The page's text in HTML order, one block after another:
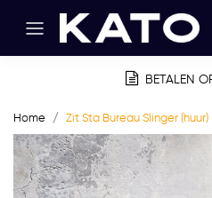
BETALEN
Home Zit Sta Bureau Slinger (huur)